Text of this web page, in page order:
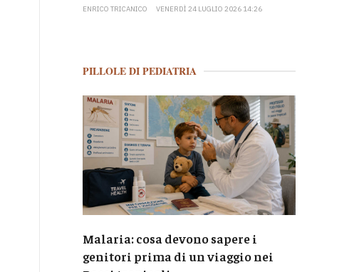
ENRICO TRICANICO VENERDÌ 24 LUGLIO 2026 14:26
PILLOLE DI PEDIATRIA
Malaria: cosa devono sapere i
genitori prima di un viaggio nei